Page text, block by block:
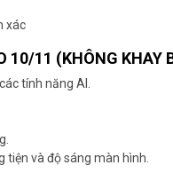
xác
10/11 (KHÔNG KHAY
tính năng AI.
tiện và độ sáng màn hình.